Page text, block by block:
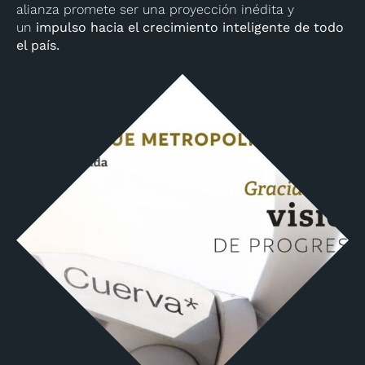
alianza promete ser una proyección inédita y
un impulso hacia el crecimiento inteligente de todo
el país.